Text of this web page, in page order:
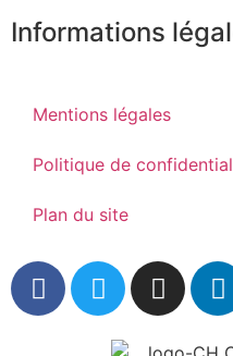
Informations
Mentions légales
Politique de
Plan du site